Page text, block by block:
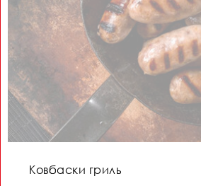
Ковбаски гриль